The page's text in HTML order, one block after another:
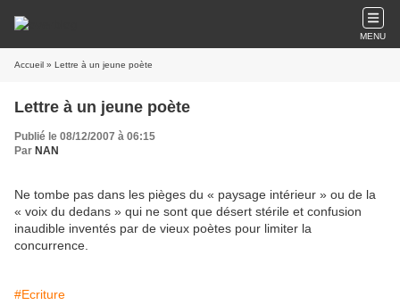
MENU
Accueil » Lettre à un jeune poète
Lettre à un jeune poète
Publié le 08/12/2007 à 06:15
Par NAN
Ne tombe pas dans les pièges du « paysage intérieur » ou de la
« voix du dedans » qui ne sont que désert stérile et confusion
inaudible inventés par de vieux poètes pour limiter la
concurrence.
#Ecriture